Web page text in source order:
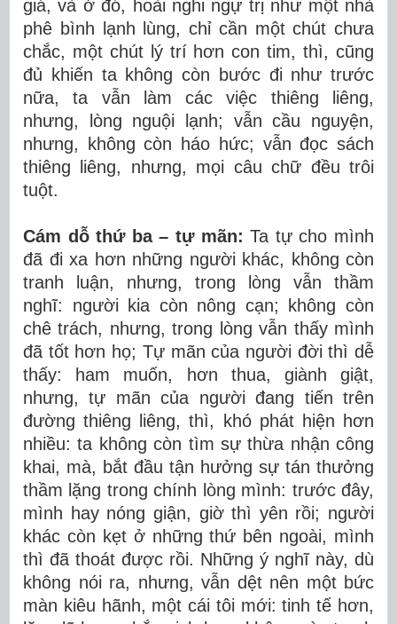
giá, và ở đó, hoài nghi ngự trị như một nhà
phê bình lạnh lùng, chỉ cần một chút chưa
chắc, một chút lý trí hơn con tim, thì, cũng
đủ khiến ta không còn bước đi như trước
nữa, ta vẫn làm các việc thiêng liêng,
nhưng, lòng nguội lạnh; vẫn cầu nguyện,
nhưng, không còn háo hức; vẫn đọc sách
thiêng liêng, nhưng, mọi câu chữ đều trôi
tuột.
Cám dỗ thứ ba – tự mãn: Ta tự cho mình
đã đi xa hơn những người khác, không còn
tranh luận, nhưng, trong lòng vẫn thầm
nghĩ: người kia còn nông cạn; không còn
chê trách, nhưng, trong lòng vẫn thấy mình
đã tốt hơn họ; Tự mãn của người đời thì dễ
thấy: ham muốn, hơn thua, giành giật,
nhưng, tự mãn của người đang tiến trên
đường thiêng liêng, thì, khó phát hiện hơn
nhiều: ta không còn tìm sự thừa nhận công
khai, mà, bắt đầu tận hưởng sự tán thưởng
thầm lặng trong chính lòng mình: trước đây,
mình hay nóng giận, giờ thì yên rồi; người
khác còn kẹt ở những thứ bên ngoài, mình
thì đã thoát được rồi. Những ý nghĩ này, dù
không nói ra, nhưng, vẫn dệt nên một bức
màn kiêu hãnh, một cái tôi mới: tinh tế hơn,